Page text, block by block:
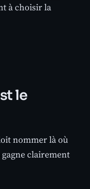
à choisir la
le
nommer là où
clairement